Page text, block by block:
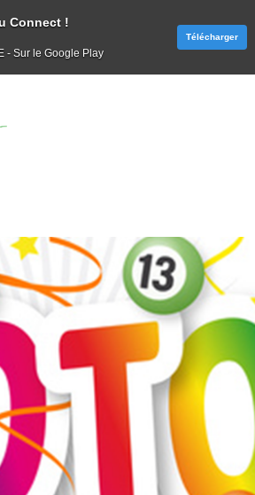
Connect !
- Sur le Google Play
Télécharger